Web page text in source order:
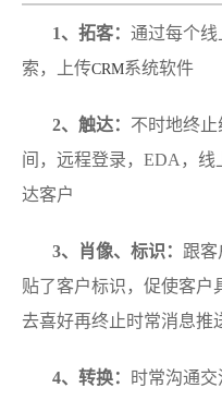
1、拓客： 通过每个
索，上传CRM系统软件
2、触达： 不时地终
间，远程登录，EDA，
达客户
3、肖像、标识： 跟客
贴了客户标识，促使客户
去喜好再终止时常消息推
4、转换：
时常沟通